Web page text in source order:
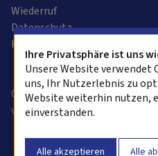
Wiederruf
Datenschutz
Kontaktformular
Copyright © 2025 alvasys
vorbehalten.
Ihre Privatsphäre ist uns
Unsere Website verwendet
uns, Ihr Nutzerlebnis zu
Website weiterhin nutzen,
einverstanden.